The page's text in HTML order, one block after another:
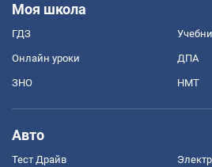
Моя школа
ГДЗ
Онлайн уроки ДПА
ЗНО НМТ
Авто
Тест Драйв